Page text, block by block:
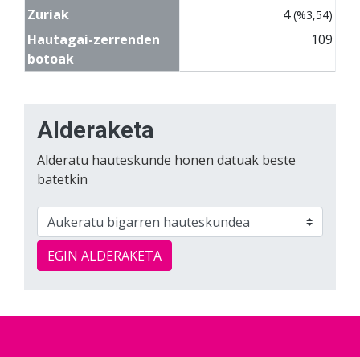
Zuriak 4(%3,54)
Hautagai-zerrenden
botoak
109
Alderaketa
Alderatu hauteskunde honen datuak beste
batetkin
EGIN ALDERAKETA